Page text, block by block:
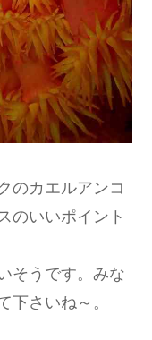
のカエルアンコ
のいいポイント
そうです。みな
さいね～。